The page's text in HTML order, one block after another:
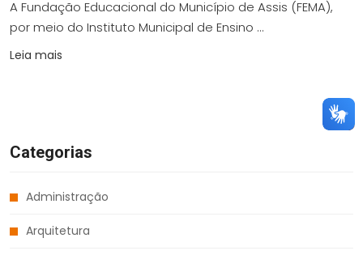
A Fundação Educacional do Município de Assis (FEMA),
por meio do Instituto Municipal de Ensino ...
Leia mais
Categorias
Administração
Arquitetura